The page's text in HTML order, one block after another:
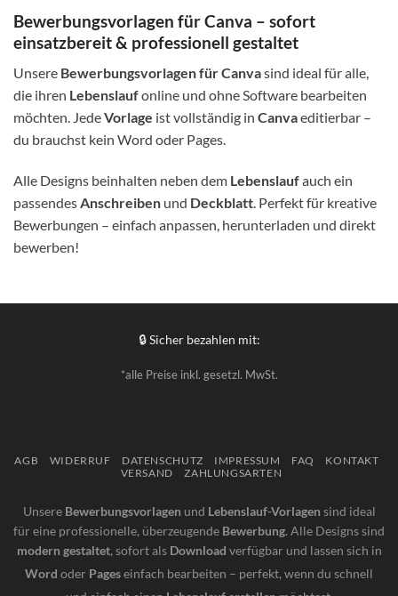
Bewerbungsvorlagen für Canva – sofort
einsatzbereit & professionell gestaltet
Unsere Bewerbungsvorlagen für Canvasind ideal für alle,
die ihren Lebenslaufonline und ohne Software bearbeiten
möchten. JedeVorlage ist vollständig in Canvaeditierbar –
du brauchst kein Word oder Pages.
Alle Designs beinhalten neben dem Lebenslaufauch ein
passendesAnschreiben und Deckblatt. Perfekt für kreative
Bewerbungen – einfach anpassen, herunterladen und direkt
bewerben!
🔒 Sicher bezahlen mit:
*alle Preise inkl. gesetzl. MwSt.
AGB WIDERRUF DATENSCHUTZ IMPRESSUM FAQ
KONTAKT
VERSAND
ZAHLUNGSARTEN
Unsere Bewerbungsvorlagen und Lebenslauf-Vorlagen sind ideal
für eine professionelle, überzeugende Bewerbung. Alle Designs sind
modern gestaltet, sofort als Download verfügbar und lassen sich in
Word oder Pageseinfach bearbeiten – perfekt, wenn du schnell